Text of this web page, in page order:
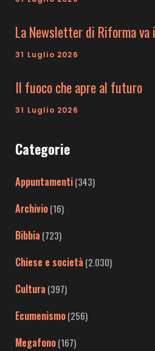
La Newsletter di Riforma va
31 Luglio 2026
Il fuoco che apre al futuro
31 Luglio 2026
Categorie
Appuntamenti(343)
Archivio(16)
Bibbia (723)
Chiese e società (2.030)
Cultura (397)
Ecumenismo(256)
Megafono(167)